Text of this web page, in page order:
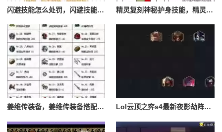
闪避技能怎么处罚，闪避技能怎么处罚队友 精灵复刻神秘护身技能，精灵复刻攻略
姜维传装备，姜维传装备搭配一览表最新 Lol云顶之弈s4最新夜影劫阵容搭配，云顶之奕夜影劫阵容